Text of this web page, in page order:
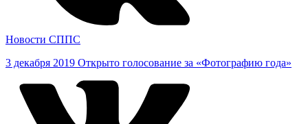
Новости СППС
3 декабря 2019 Открыто голосование за «Фотографию года»